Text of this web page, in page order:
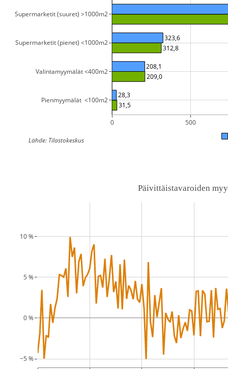
31,5
209,0
312,8
28,3
208,1
323,6
0 500
Pienmyymälät  <100m2
Valintamyymälät <400m2
Supermarketit (pienet) <1000m2
Supermarketit (suuret) >1000m2
Lähde: Tilastokeskus
−5 %
0 %
5 %
10 %
Päivittäistavaroiden